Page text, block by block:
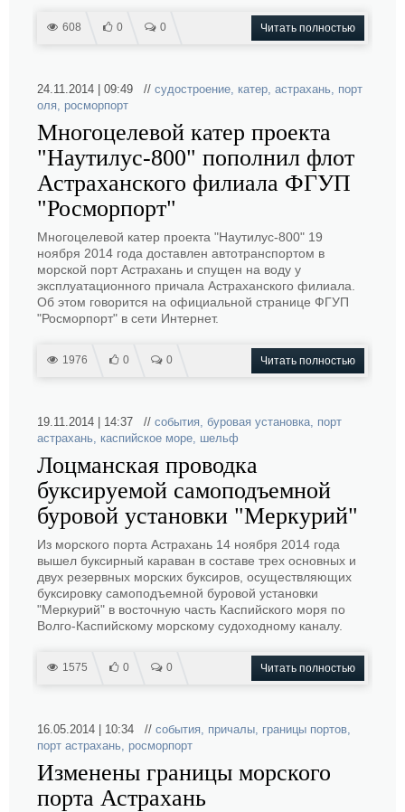
608 0 0 Читать полностью
24.11.2014 | 09:49 // судостроение, катер, астрахань, порт
оля, росморпорт
Многоцелевой катер проекта
"Наутилус-800" пополнил флот
Астраханского филиала ФГУП
"Росморпорт"
Многоцелевой катер проекта "Наутилус-800" 19
ноября 2014 года доставлен автотранспортом в
морской порт Астрахань и спущен на воду у
эксплуатационного причала Астраханского филиала.
Об этом говорится на официальной странице ФГУП
"Росморпорт" в сети Интернет.
1976 0 0 Читать полностью
19.11.2014 | 14:37 // события, буровая установка, порт
астрахань, каспийское море, шельф
Лоцманская проводка
буксируемой самоподъемной
буровой установки "Меркурий"
Из морского порта Астрахань 14 ноября 2014 года
вышел буксирный караван в составе трех основных и
двух резервных морских буксиров, осуществляющих
буксировку самоподъемной буровой установки
"Меркурий" в восточную часть Каспийского моря по
Волго-Каспийскому морскому судоходному каналу.
1575 0 0 Читать полностью
16.05.2014 | 10:34 // события, причалы, границы портов,
порт астрахань, росморпорт
Изменены границы морского
порта Астрахань